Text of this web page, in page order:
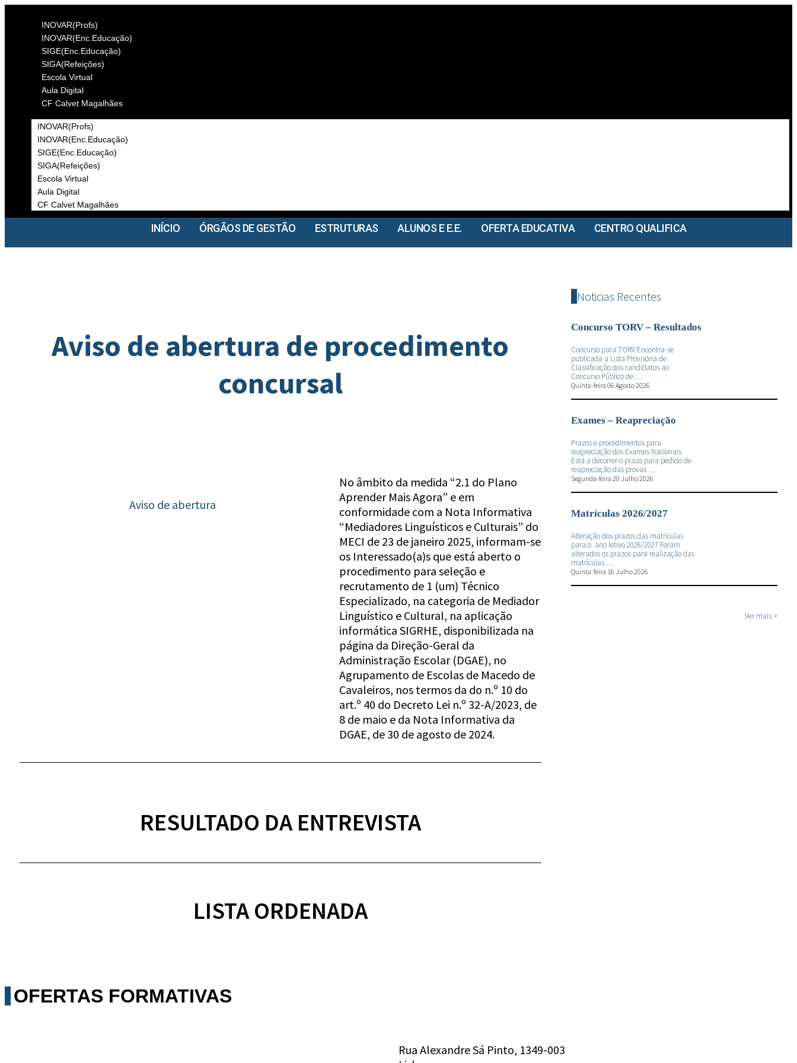
INOVAR(Profs)
INOVAR(Enc.Educação)
SIGE(Enc.Educação)
SIGA(Refeições)
Escola Virtual
Aula Digital
CF Calvet Magalhães
INOVAR(Profs)
INOVAR(Enc.Educação)
SIGE(Enc.Educação)
SIGA(Refeições)
Escola Virtual
Aula Digital
CF Calvet Magalhães
INÍCIO ÓRGÃOS DE GESTÃO ESTRUTURAS ALUNOS E E.E. OFERTA EDUCATIVA CENTRO QUALIFICA
Aviso de abertura de procedimento
concursal
Aviso de abertura
No âmbito da medida “2.1 do Plano
Aprender Mais Agora” e em
conformidade com a Nota Informativa
“Mediadores Linguísticos e Culturais” do
MECI de 23 de janeiro 2025, informam-se
os Interessado(a)s que está aberto o
procedimento para seleção e
recrutamento de 1 (um) Técnico
Especializado, na categoria de Mediador
Linguístico e Cultural, na aplicação
informática SIGRHE, disponibilizada na
página da Direção-Geral da
Administração Escolar (DGAE), no
Agrupamento de Escolas de Macedo de
Cavaleiros, nos termos da do n.º 10 do
art.º 40 do Decreto Lei n.º 32-A/2023, de
8 de maio e da Nota Informativa da
DGAE, de 30 de agosto de 2024.
RESULTADO DA ENTREVISTA
LISTA ORDENADA
Noticias Recentes
Concurso TORV – Resultados
Concurso para TORV Encontra-se
publicada a Lista Provisória de
Classificação dos candidatos ao
Concurso Público de …
Quinta-feira 06 Agosto 2026
Exames – Reapreciação
Prazos e procedimentos para
reapreciação dos Exames Nacionais
Está a decorrer o prazo para pedido de
reapreciação das provas …
Segunda-feira 20 Julho 2026
Matrículas 2026/2027
Alteração dos prazos das matrículas
para o ano letivo 2026/2027 Foram
alterados os prazos para realização das
matrículas …
Quinta-feira 16 Julho 2026
Ver mais >
OFERTAS FORMATIVAS
Rua Alexandre Sá Pinto, 1349-003